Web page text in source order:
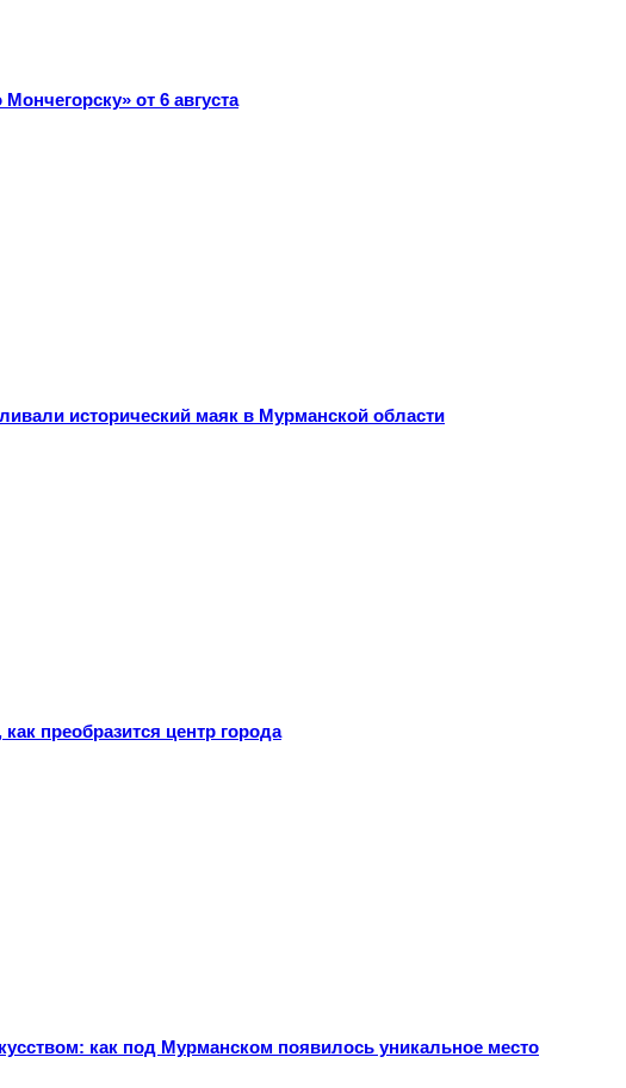
от 6 августа
исторический маяк в Мурманской области
преобразится центр города
как под Мурманском появилось уникальное место